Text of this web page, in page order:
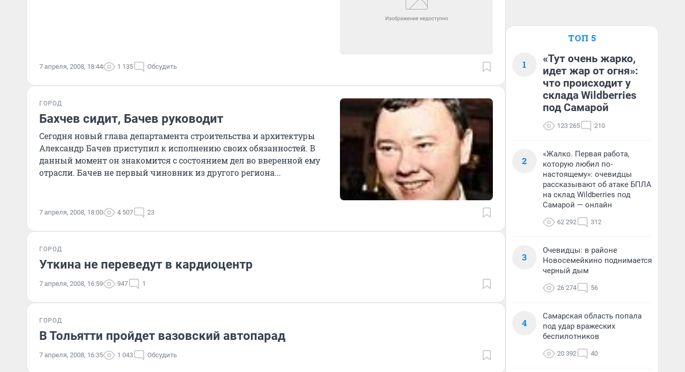
7 апреля, 2008, 18:44 1 135 Обсудить
ГОРОД
Бахчев сидит, Бачев руководит
Сегодня новый глава департамента строительства и архитектуры
Александр Бачев приступил к исполнению своих обязанностей. В
данный момент он знакомится с состоянием дел во вверенной ему
отрасли. Бачев не первый чиновник из другого региона...
7 апреля, 2008, 18:00 4 507 23
ГОРОД
Уткина не переведут в кардиоцентр
7 апреля, 2008, 16:59 947 1
ГОРОД
В Тольятти пройдет вазовский автопарад
7 апреля, 2008, 16:35 1 043 Обсудить
ТОП 5
1
«Тут очень жарко,
идет жар от огня»:
что происходит у
склада Wildberries
под Самарой
123 265 210
2
«Жалко. Первая работа,
которую любил по-
настоящему»: очевидцы
рассказывают об атаке БПЛА
на склад Wildberries под
Самарой — онлайн
62 292 312
3
Очевидцы: в районе
Новосемейкино поднимается
черный дым
26 274 56
4
Самарская область попала
под удар вражеских
беспилотников
20 392 40